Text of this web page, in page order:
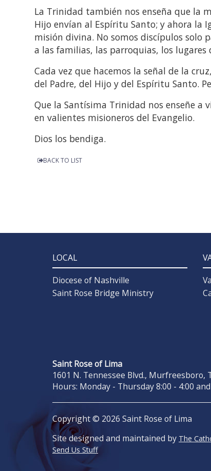
La Trinidad también nos enseña que la
Hijo envían al Espíritu Santo; y ahora la
misión divina. No somos discípulos solo
a las familias, las parroquias, los lugares
Cada vez que hacemos la señal de la
del Padre, del Hijo y del Espíritu Santo.
Que la Santísima Trinidad nos enseñe a
en valientes misioneros del Evangelio.
Dios los bendiga.
BACK TO LIST
LOCAL
Diocese of Nashville
Saint Rose Bridge Ministry
Saint Rose of Lima
1601 N. Tennessee Blvd., Murfreesboro,
Hours: Monday - Thursday 8:00 - 4:00
Copyright © 2026 Saint Rose of Lima
Site designed and maintained by The
Send Us Stuff